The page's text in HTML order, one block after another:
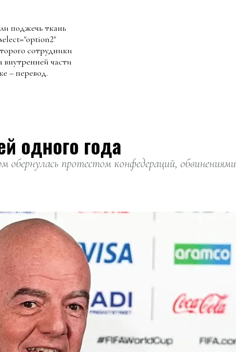
поджечь ткань
сотрудники
внутренней части
– перевод.
одного года
протестом конфедераций,